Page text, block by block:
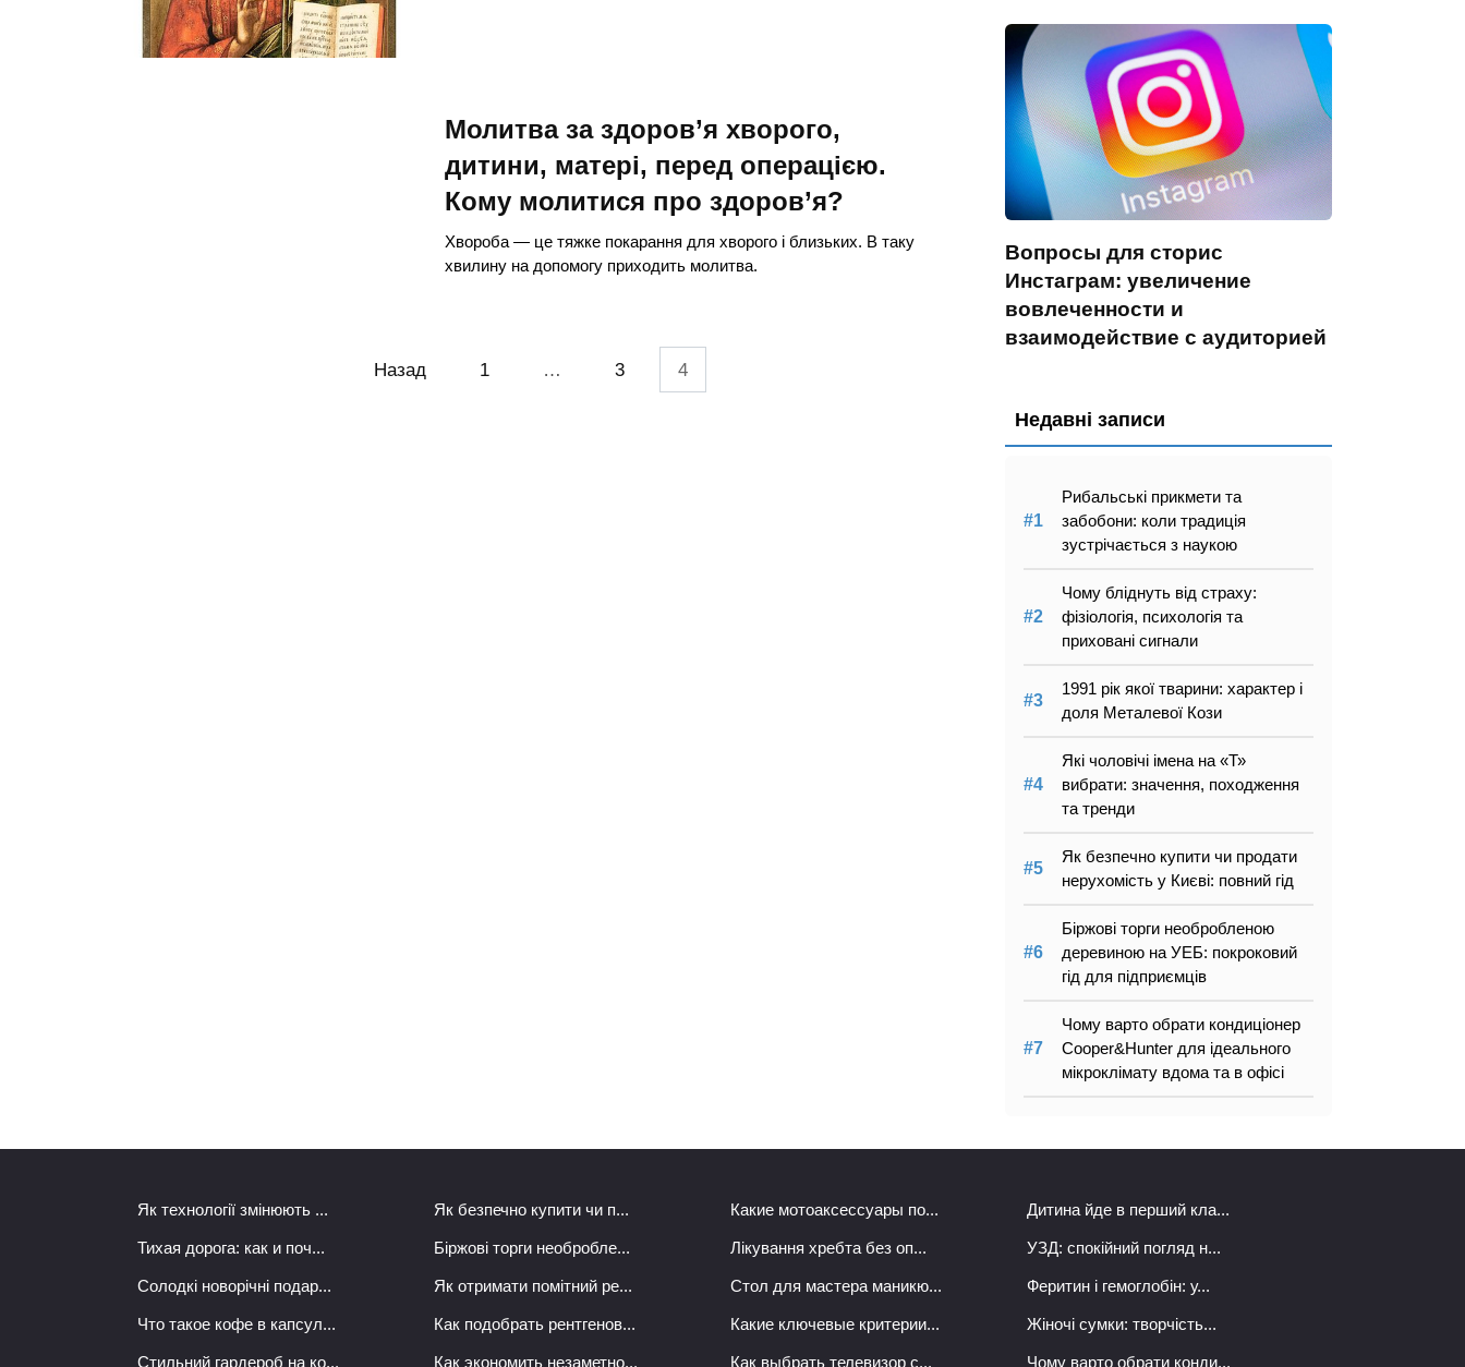
Молитва за здоров’я хворого,
дитини, матері, перед операцією.
Кому молитися про здоров’я?
Хвороба — це тяжке покарання для хворого і близьких. В таку
хвилину на допомогу приходить молитва.
Назад 1 … 3 4
Вопросы для сторис
Инстаграм: увеличение
вовлеченности и
взаимодействие с аудиторией
Недавні записи
Рибальські прикмети та
забобони: коли традиція
зустрічається з наукою
Чому бліднуть від страху:
фізіологія, психологія та
приховані сигнали
1991 рік якої тварини: характер і
доля Металевої Кози
Які чоловічі імена на «Т»
вибрати: значення, походження
та тренди
Як безпечно купити чи продати
нерухомість у Києві: повний гід
Біржові торги необробленою
деревиною на УЕБ: покроковий
гід для підприємців
Чому варто обрати кондиціонер
Cooper&Hunter для ідеального
мікроклімату вдома та в офісі
Як технології змінюють ... Як безпечно купити чи п... Какие мотоаксессуары по... Дитина йде в перший кла...
Тихая дорога: как и поч... Біржові торги необробле... Лікування хребта без оп... УЗД: спокійний погляд н...
Солодкі новорічні подар... Як отримати помітний ре... Стол для мастера маникю... Феритин і гемоглобін: у...
Что такое кофе в капсул... Как подобрать рентгенов... Какие ключевые критерии... Жіночі сумки: творчість...
Стильний гардероб на ко... Как экономить незаметно... Как выбрать телевизор с... Чому варто обрати конди...